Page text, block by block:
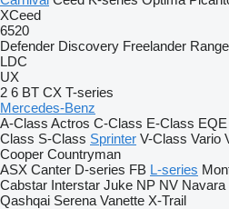
XCeed
6520
Defender Discovery Freelander
LDC
UX
2 6 BT CX T-series
Mercedes-Benz
A-Class Actros C-Class E-Class EQE
Class S-Class Sprinter V-Class Vario
Cooper Countryman
ASX Canter D-series FB L-series
Cabstar Interstar Juke NP NV Navara
Qashqai Serena Vanette X-Trail